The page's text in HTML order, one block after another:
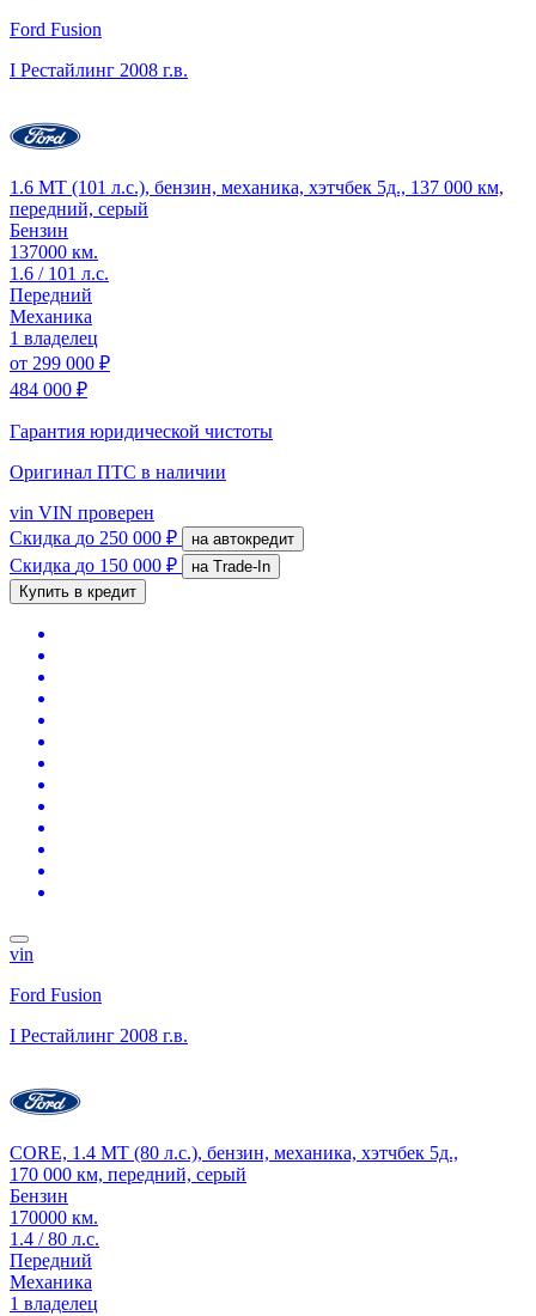
Ford Fusion
I Рестайлинг 2008 г.в.
1.6 MT (101 л.с.), бензин, механика, хэтчбек 5д., 137 000 км,
передний, серый
Бензин
137000 км.
1.6 / 101 л.с.
Передний
Механика
1 владелец
от 299 000 ₽
484 000 ₽
Гарантия юридической чистоты
Оригинал ПТС в наличии
vin VIN проверен
Скидка до 250 000 ₽ на автокредит
Скидка до 150 000 ₽
на Trade-In
Купить в кредит
vin
Ford Fusion
I Рестайлинг 2008 г.в.
CORE, 1.4 MT (80 л.с.), бензин, механика, хэтчбек 5д.,
170 000 км, передний, серый
Бензин
170000 км.
1.4 / 80 л.с.
Передний
Механика
1 владелец